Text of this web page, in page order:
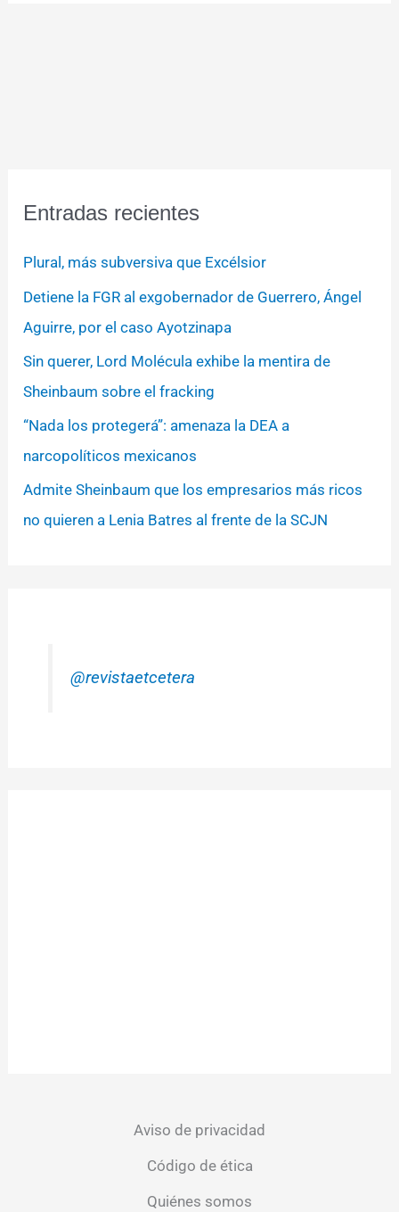
Entradas recientes
Plural, más subversiva que Excélsior
Detiene la FGR al exgobernador de Guerrero, Ángel
Aguirre, por el caso Ayotzinapa
Sin querer, Lord Molécula exhibe la mentira de
Sheinbaum sobre el fracking
“Nada los protegerá”: amenaza la DEA a
narcopolíticos mexicanos
Admite Sheinbaum que los empresarios más ricos
no quieren a Lenia Batres al frente de la SCJN
@revistaetcetera
Aviso de privacidad
Código de ética
Quiénes somos